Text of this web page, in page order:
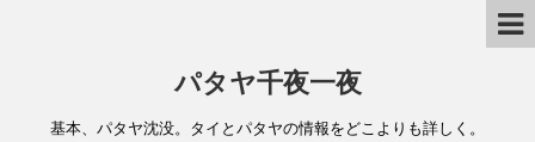
パタヤ千夜一夜
基本、パタヤ沈没。タイとパタヤの情報をどこよりも詳しく。